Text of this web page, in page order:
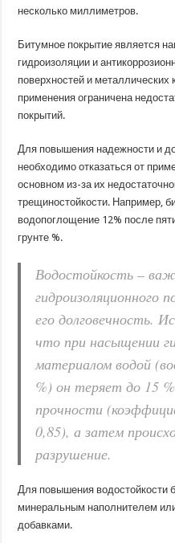
несколько миллиметров.
Битумное покрытие является
гидроизоляции и
поверхностей и металлических
применения ограничена
покрытий.
Для повышения надежности и
необходимо отказаться от
основном из-за их
трещиностойкости. Например,
водопоглощение 12% после
грунте %.
Водостойкость –
гидроизоляционного
его долговечность.
что при насыщении
материалом водой
%) он теряет до 15
прочности
0,85), а затем
разрушение.
Для повышения водостойкости
минеральным наполнителем
добавками.